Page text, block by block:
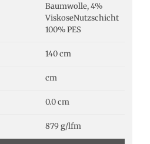
Baumwolle, 4%
ViskoseNutzschicht
100% PES
140 cm
cm
0.0 cm
879 g/lfm